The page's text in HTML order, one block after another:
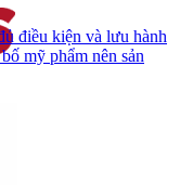
điều kiện và lưu hành
mỹ phẩm nên sản